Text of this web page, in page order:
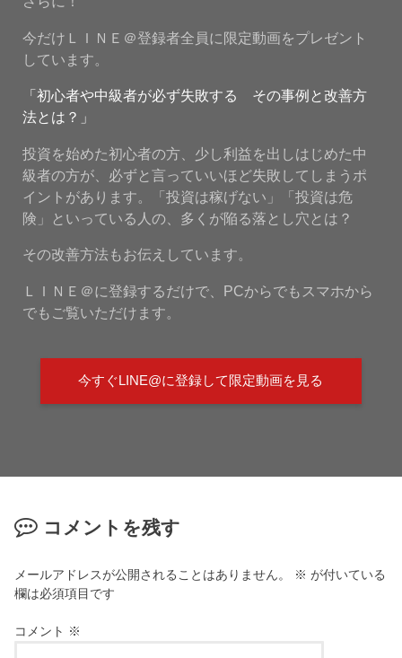
今だけＬＩＮＥ＠登録者全員に限定動画をプレゼント
しています。
「初心者や中級者が必ず失敗する その事例と改善方
法とは？」
投資を始めた初心者の方、少し利益を出しはじめた中
級者の方が、必ずと言っていいほど失敗してしまうポ
イントがあります。「投資は稼げない」「投資は危
険」といっている人の、多くが陥る落とし穴とは？
その改善方法もお伝えしています。
ＬＩＮＥ＠に登録するだけで、PCからでもスマホから
でもご覧いただけます。
今すぐLINE@に登録して限定動画を見る
コメントを残す
メールアドレスが公開されることはありません。 ※ が付いている
欄は必須項目です
コメント ※